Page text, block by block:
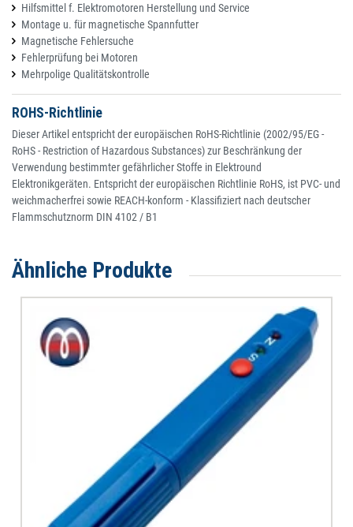
Hilfsmittel f. Elektromotoren Herstellung und Service
Montage u. für magnetische Spannfutter
Magnetische Fehlersuche
Fehlerprüfung bei Motoren
Mehrpolige Qualitätskontrolle
ROHS-Richtlinie
Dieser Artikel entspricht der europäischen RoHS-Richtlinie (2002/95/EG -
RoHS - Restriction of Hazardous Substances) zur Beschränkung der
Verwendung bestimmter gefährlicher Stoffe in Elektround
Elektronikgeräten. Entspricht der europäischen Richtlinie RoHS, ist PVC- und
weichmacherfrei sowie REACH-konform - Klassifiziert nach deutscher
Flammschutznorm DIN 4102 / B1
Ähnliche Produkte